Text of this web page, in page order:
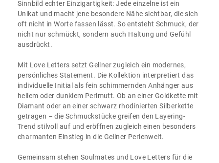
Sinnbild echter Einzigartigkeit: Jede einzelne ist ein
Unikat und macht jene besondere Nähe sichtbar, die sich
oft nicht in Worte fassen lässt. So entsteht Schmuck, der
nicht nur schmückt, sondern auch Haltung und Gefühl
ausdrückt.
Mit Love Letters setzt Gellner zugleich ein modernes,
persönliches Statement. Die Kollektion interpretiert das
individuelle Initial als fein schimmernden Anhänger aus
hellem oder dunklem Perlmutt. Ob an einer Goldkette mit
Diamant oder an einer schwarz rhodinierten Silberkette
getragen – die Schmuckstücke greifen den Layering-
Trend stilvoll auf und eröffnen zugleich einen besonders
charmanten Einstieg in die Gellner Perlenwelt.
Gemeinsam stehen Soulmates und Love Letters für die